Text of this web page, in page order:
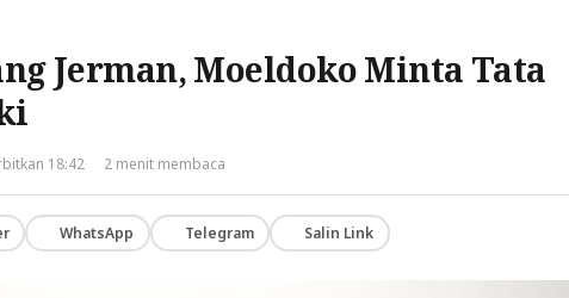
Jerman, Moeldoko Minta Tata
18:42· 2 menit membaca
WhatsApp Telegram Salin Link